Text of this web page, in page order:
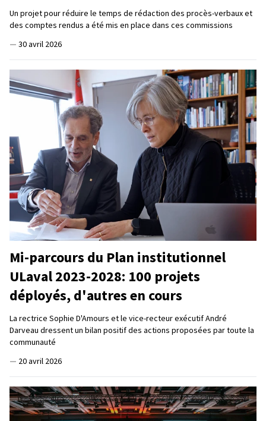
Un projet pour réduire le temps de rédaction des procès-verbaux et
des comptes rendus a été mis en place dans ces commissions
— 30 avril 2026
Mi-parcours du Plan institutionnel
ULaval 2023-2028: 100 projets
déployés, d'autres en cours
La rectrice Sophie D'Amours et le vice-recteur exécutif André
Darveau dressent un bilan positif des actions proposées par toute la
communauté
— 20 avril 2026